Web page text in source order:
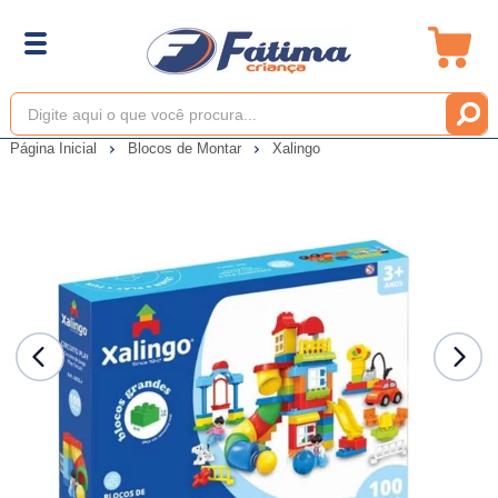
Página Inicial Blocos de Montar Xalingo